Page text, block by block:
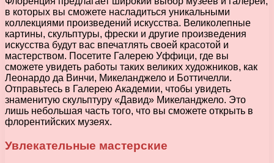
в которых вы сможете насладиться уникальными
коллекциями произведений искусства. Великолепные
картины, скульптуры, фрески и другие произведения
искусства будут вас впечатлять своей красотой и
мастерством. Посетите Галерею Уффици, где вы
сможете увидеть работы таких великих художников, как
Леонардо да Винчи, Микеланджело и Боттичелли.
Отправьтесь в Галерею Академии, чтобы увидеть
знаменитую скульптуру «Давид» Микеланджело. Это
лишь небольшая часть того, что вы сможете открыть в
флорентийских музеях.
Увлекательные мастерские